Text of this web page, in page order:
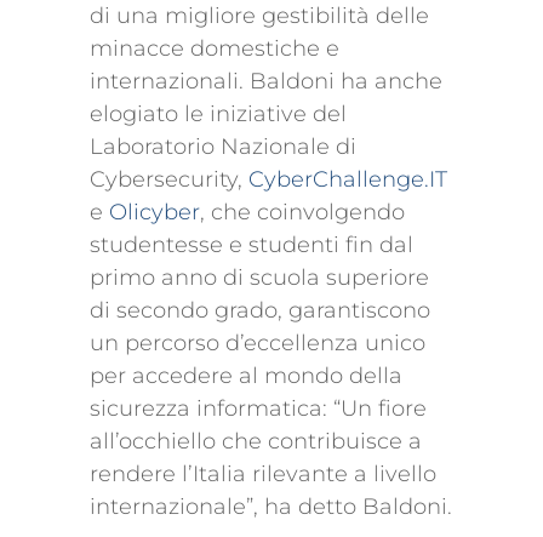
di una migliore gestibilità delle
minacce domestiche e
internazionali. Baldoni ha anche
elogiato le iniziative del
Laboratorio Nazionale di
Cybersecurity, CyberChallenge.IT
e Olicyber, che coinvolgendo
studentesse e studenti fin dal
primo anno di scuola superiore
di secondo grado, garantiscono
un percorso d’eccellenza unico
per accedere al mondo della
sicurezza informatica: “Un fiore
all’occhiello che contribuisce a
rendere l’Italia rilevante a livello
internazionale”, ha detto Baldoni.